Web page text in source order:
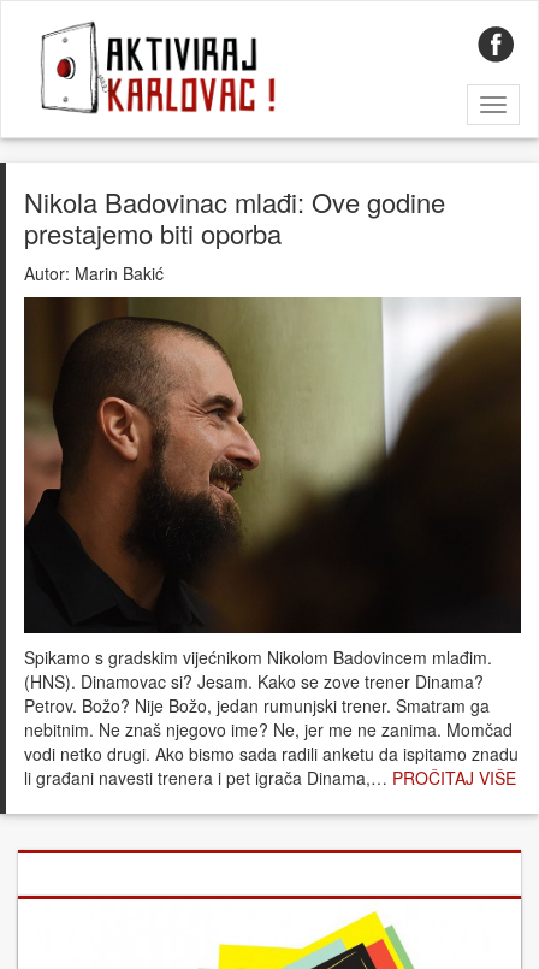
Nikola Badovinac mlađi: Ove godine
prestajemo biti oporba
Autor: Marin Bakić
Spikamo s gradskim vijećnikom Nikolom Badovincem mlađim.
(HNS). Dinamovac si? Jesam. Kako se zove trener Dinama?
Petrov. Božo? Nije Božo, jedan rumunjski trener. Smatram ga
nebitnim. Ne znaš njegovo ime? Ne, jer me ne zanima. Momčad
vodi netko drugi. Ako bismo sada radili anketu da ispitamo znadu
li građani navesti trenera i pet igrača Dinama,… PROČITAJ VIŠE